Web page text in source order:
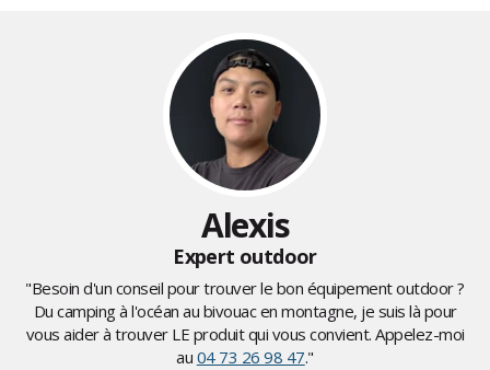
Alexis
Expert outdoor
"Besoin d'un conseil pour trouver le bon équipement outdoor ?
Du camping à l'océan au bivouac en montagne, je suis là pour
vous aider à trouver LE produit qui vous convient. Appelez-moi
au 04 73 26 98 47."